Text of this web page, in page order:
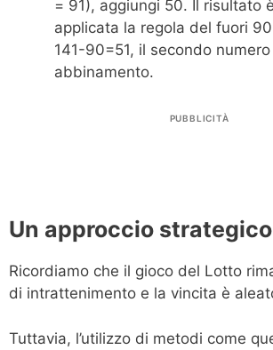
= 91), aggiungi 50. Il risultato
applicata la regola del fuori
141-90=51, il secondo
abbinamento.
PUBBLICITÀ
Un approccio
Ricordiamo che il gioco del Lotto
di intrattenimento e la vincita è
Tuttavia, l’utilizzo di metodi come